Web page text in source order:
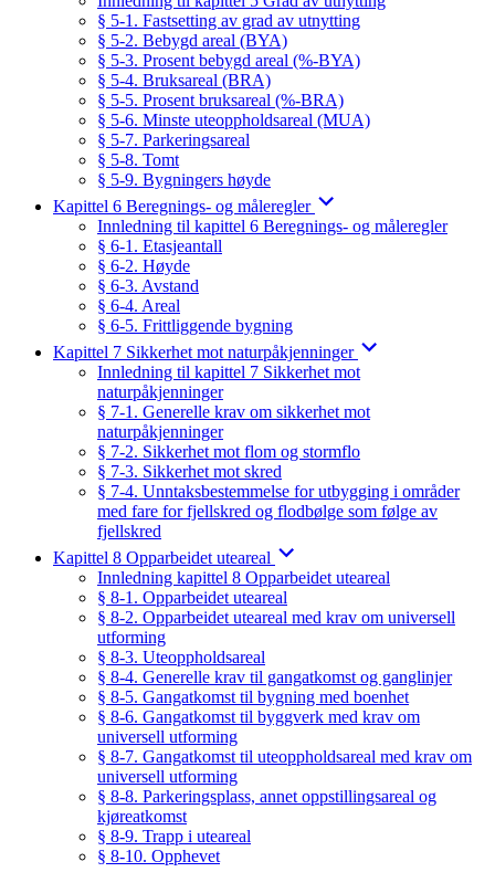
§ 5-1. Fastsetting av grad av utnytting
§ 5-2. Bebygd areal (BYA)
§ 5-3. Prosent bebygd areal (%-BYA)
§ 5-4. Bruksareal (BRA)
§ 5-5. Prosent bruksareal (%-BRA)
§ 5-6. Minste uteoppholdsareal (MUA)
§ 5-7. Parkeringsareal
§ 5-8. Tomt
§ 5-9. Bygningers høyde
Kapittel 6 Beregnings- og måleregler
Innledning til kapittel 6 Beregnings- og måleregler
§ 6-1. Etasjeantall
§ 6-2. Høyde
§ 6-3. Avstand
§ 6-4. Areal
§ 6-5. Frittliggende bygning
Kapittel 7 Sikkerhet mot naturpåkjenninger
Innledning til kapittel 7 Sikkerhet mot
naturpåkjenninger
§ 7-1. Generelle krav om sikkerhet mot
naturpåkjenninger
§ 7-2. Sikkerhet mot flom og stormflo
§ 7-3. Sikkerhet mot skred
§ 7-4. Unntaksbestemmelse for utbygging i områder
med fare for fjellskred og flodbølge som følge av
fjellskred
Kapittel 8 Opparbeidet uteareal
Innledning kapittel 8 Opparbeidet uteareal
§ 8-1. Opparbeidet uteareal
§ 8-2. Opparbeidet uteareal med krav om universell
utforming
§ 8-3. Uteoppholdsareal
§ 8-4. Generelle krav til gangatkomst og ganglinjer
§ 8-5. Gangatkomst til bygning med boenhet
§ 8-6. Gangatkomst til byggverk med krav om
universell utforming
§ 8-7. Gangatkomst til uteoppholdsareal med krav om
universell utforming
§ 8-8. Parkeringsplass, annet oppstillingsareal og
kjøreatkomst
§ 8-9. Trapp i uteareal
§ 8-10. Opphevet